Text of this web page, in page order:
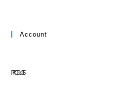
Account
PRODUCTS